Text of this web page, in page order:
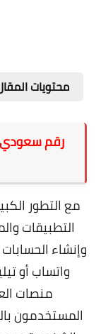
محتويات
رقم
مع التطور
التطبيقات
وإنشاء
واتساب أو
منصات
المستخدمون